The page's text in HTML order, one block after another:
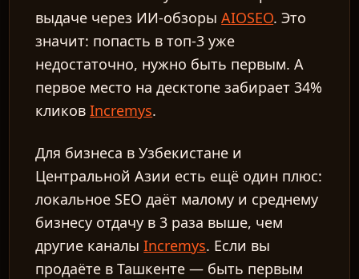
выдаче через ИИ-обзорыAIOSEO. Это
значит: попасть в топ-3 уже
недостаточно, нужно быть первым. А
первое место на десктопе забирает 34%
кликовIncremys.
Для бизнеса в Узбекистане и
Центральной Азии есть ещё один плюс:
локальное SEO даёт малому и среднему
бизнесу отдачу в 3 раза выше, чем
другие каналыIncremys. Если вы
продаёте в Ташкенте — быть первым